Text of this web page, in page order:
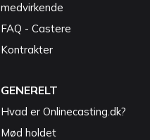
medvirkende
FAQ - Castere
Kontrakter
GENERELT
Hvad er Onlinecasting.dk?
Mød holdet